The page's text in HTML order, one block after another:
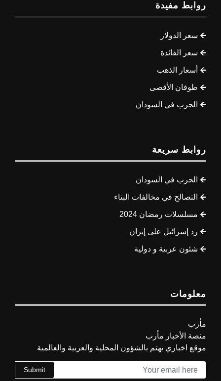
روابط مفيدة
سعر الدولار
سعر الفائدة
أسعار الذهب
طوفان الأقصى
الحرب في السودان
روابط سريعة
الحرب في السودان
التصالح في مخالفات البناء
مسلسلات رمضان 2024
رد إسرائيل على إيران
شئون عربية و دولية
معلومات
مأرب
منصة الأخبار مأرب
موقع اخباري يهتم بالشؤون المحلية والعربية والعالمية
Submit